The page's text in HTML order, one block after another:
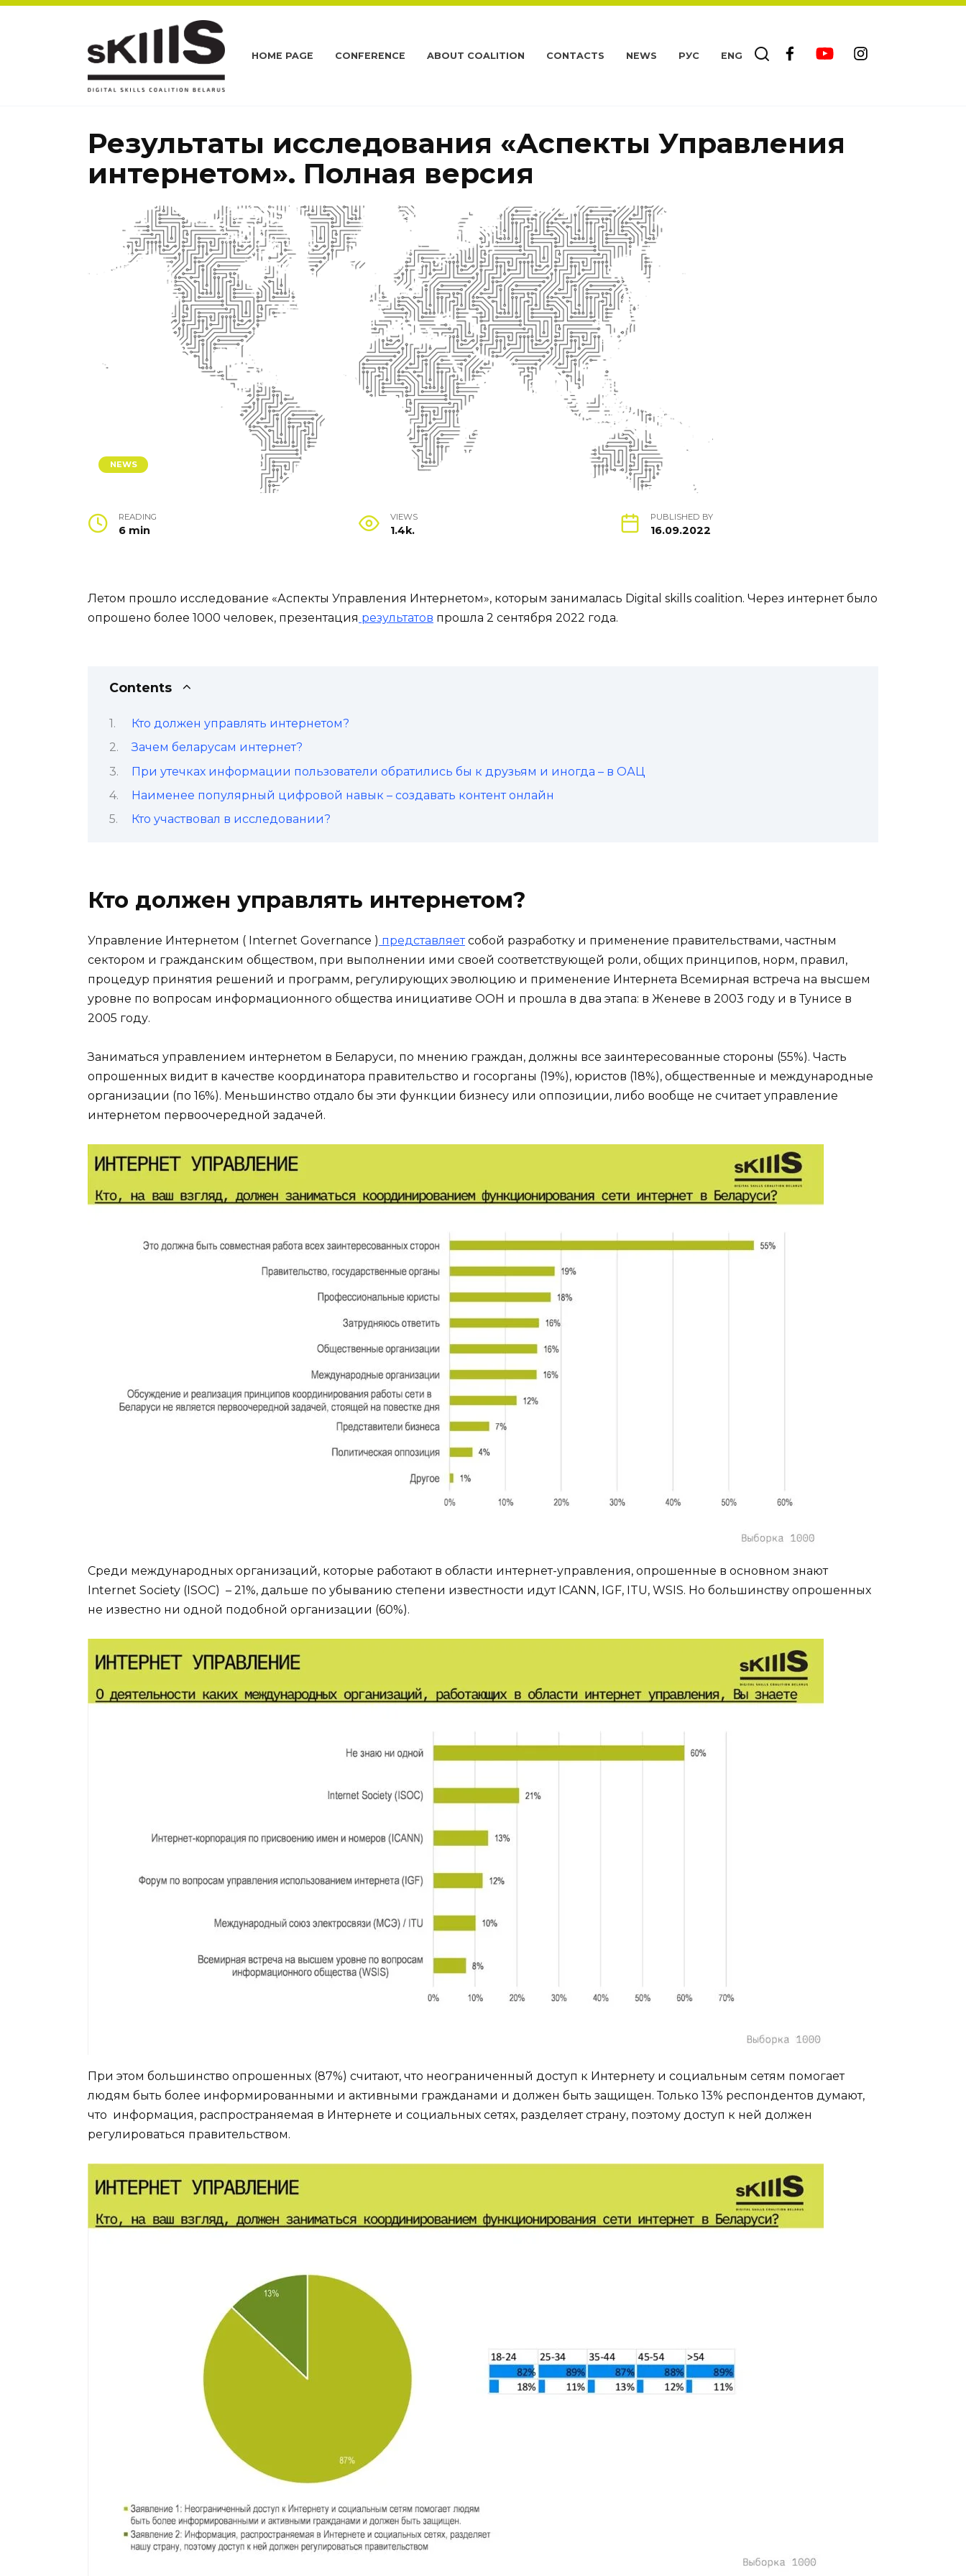
HOME PAGE CONFERENCE ABOUT COALITION CONTACTS NEWS РУС ENG
Результаты исследования «Аспекты Управления
интернетом». Полная версия
NEWS
READING
6 min
VIEWS
1.4k.
PUBLISHED BY
16.09.2022
Летом прошло исследование «Аспекты Управления Интернетом», которым занималась Digital skills coalition. Через интернет было
опрошено более 1000 человек, презентация результатов прошла 2 сентября 2022 года.
Contents
Кто должен управлять интернетом?
Зачем беларусам интернет?
При утечках информации пользователи обратились бы к друзьям и иногда – в ОАЦ
Наименее популярный цифровой навык – создавать контент онлайн
Кто участвовал в исследовании?
Кто должен управлять интернетом?
Управление Интернетом ( Internet Governance ) представляетсобой разработку и применение правительствами, частным
сектором и гражданским обществом, при выполнении ими своей соответствующей роли, общих принципов, норм, правил,
процедур принятия решений и программ, регулирующих эволюцию и применение Интернета Всемирная встреча на высшем
уровне по вопросам информационного общества инициативе ООН и прошла в два этапа: в Женеве в 2003 году и в Тунисе в
2005 году.
Заниматься управлением интернетом в Беларуси, по мнению граждан, должны все заинтересованные стороны (55%). Часть
опрошенных видит в качестве координатора правительство и госорганы (19%), юристов (18%), общественные и международные
организации (по 16%). Меньшинство отдало бы эти функции бизнесу или оппозиции, либо вообще не считает управление
интернетом первоочередной задачей.
Среди международных организаций, которые работают в области интернет-управления, опрошенные в основном знают
Internet Society (ISOC) – 21%, дальше по убыванию степени известности идут ICANN, IGF, ITU, WSIS. Но большинству опрошенных
не известно ни одной подобной организации (60%).
При этом большинство опрошенных (87%) считают, что неограниченный доступ к Интернету и социальным сетям помогает
людям быть более информированными и активными гражданами и должен быть защищен. Только 13% респондентов думают,
что информация, распространяемая в Интернете и социальных сетях, разделяет страну, поэтому доступ к ней должен
регулироваться правительством.